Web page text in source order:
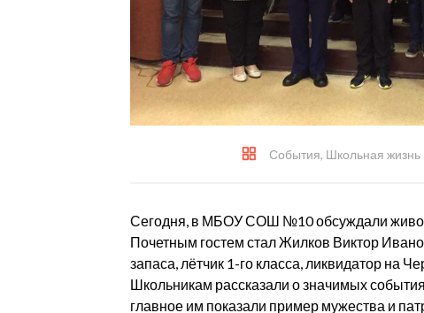
События, Школьная жизнь
Сегодня, в МБОУ СОШ №10 обсуждали
Почетным гостем стал Жилков Виктор
запаса, лётчик 1-го класса, ликвидатор на
Школьникам рассказали о значимых
главное им показали пример мужества и